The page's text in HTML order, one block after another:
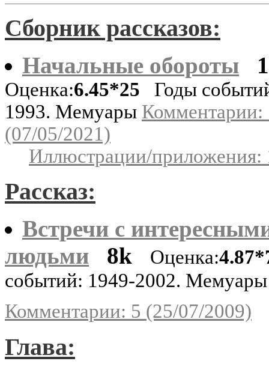
Сборник рассказов:
Начальные обороты
Оценка:6.45*25 Годы
1993. Мемуары Комментарии:
(07/05/2021)
Иллюстрации/приложения:
Рассказ:
Встречи с
людьми
8k Оценка:
событий: 1949-2002. Мемуары
Комментарии: 5 (25/07/2009)
Глава: